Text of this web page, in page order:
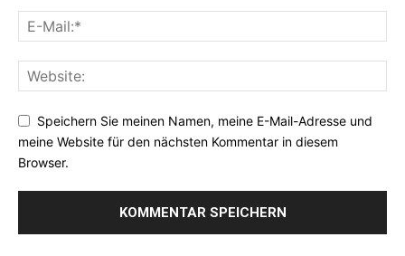
Speichern Sie meinen Namen, meine E-Mail-Adresse und
meine Website für den nächsten Kommentar in diesem
Browser.